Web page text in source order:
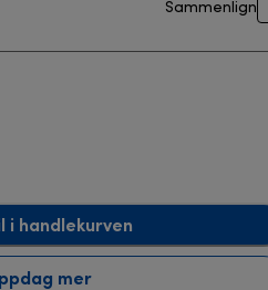
Sammenlign
i handlekurven
mer